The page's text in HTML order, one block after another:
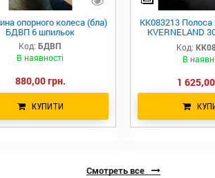
опорного колеса (бла)
БДВП 6 шпильок
Код: БДВП
В наявності
880,00 грн.
КУПИТИ
KK083213 Полоса
KVERNELAND
029554Код:
В
1
Смотреть все